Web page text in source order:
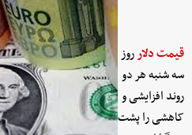
قیمت دلارروز
سه شنبه هر دو
روند افزایشی و
کاهشی را پشت